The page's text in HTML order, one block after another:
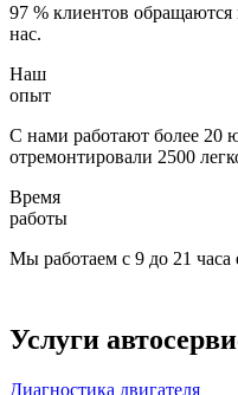
97 % клиентов
нас.
Наш
опыт
С нами работают более 20
отремонтировали 2500
Время
работы
Мы работаем с 9 до 21 часа
Услуги
Диагностика двигателя